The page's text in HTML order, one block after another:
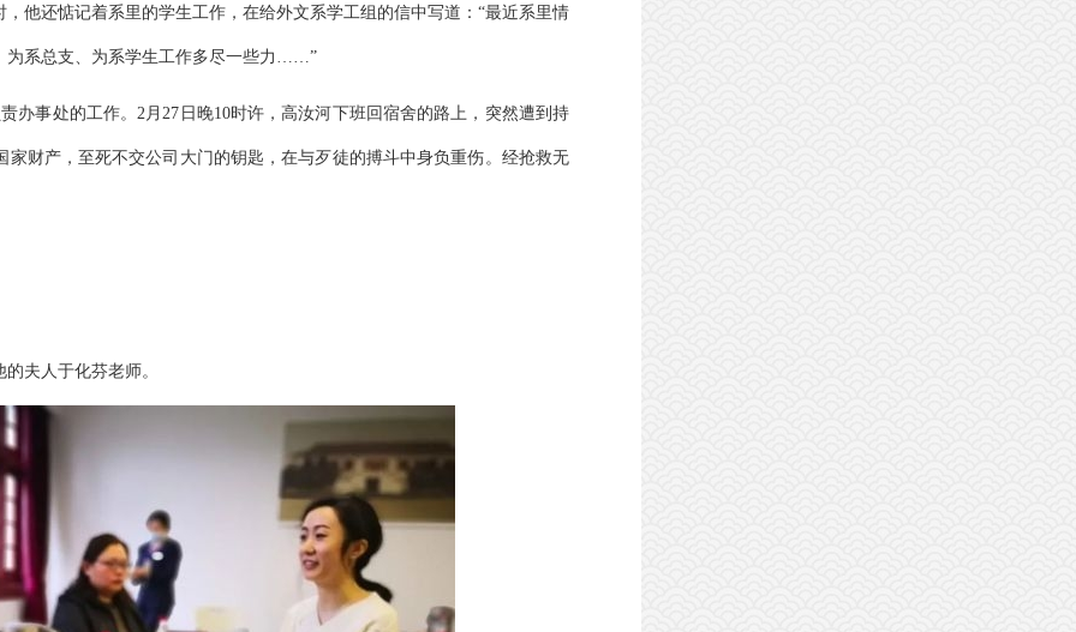
他还惦记着系里的学生工作，在给外文系学工组的信中写道：“最近系里情
为系总支、为系学生工作多尽一些力……”
办事处的工作。2月27日晚10时许，高汝河下班回宿舍的路上，突然遭到持
财产，至死不交公司大门的钥匙，在与歹徒的搏斗中身负重伤。经抢救无
的夫人于化芬老师。